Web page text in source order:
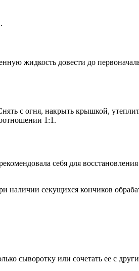
жидкость довести до
с огня, накрыть крышкой,
1:1.
себя для
наличии секущихся кончиков
сыворотку или сочетать ее с